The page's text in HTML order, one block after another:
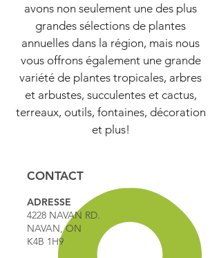
avons non seulement une des plus
grandes sélections de plantes
annuelles dans la région, mais nous
vous offrons également une grande
variété de plantes tropicales, arbres
et arbustes, succulentes et cactus,
terreaux, outils, fontaines, décoration
et plus!
CONTACT
ADRESSE
4228 NAVAN RD.
NAVAN, ON
K4B 1H9